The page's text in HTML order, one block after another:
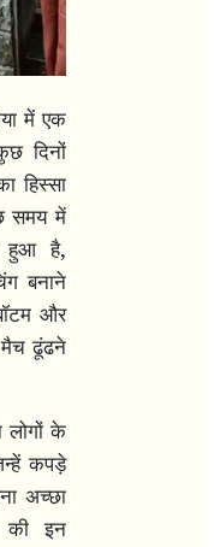
में एक
दिनों
हिस्सा
समय में
हुआ है,
बनाने
और
मैच ढूंढने
के
कपड़े
अच्छा
की इन